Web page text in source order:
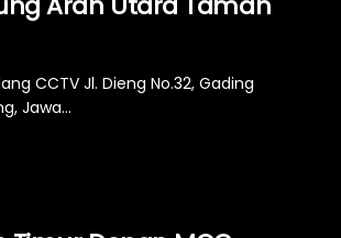
CCTV Jl. Dieng No.32, Gading
Jawa...